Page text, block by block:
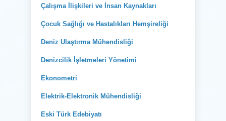
Çalışma İlişkileri ve İnsan Kaynakları
Çocuk Sağlığı ve Hastalıkları Hemşireliği
Deniz Ulaştırma Mühendisliği
Denizcilik İşletmeleri Yönetimi
Ekonometri
Elektrik-Elektronik Mühendisliği
Eski Türk Edebiyatı